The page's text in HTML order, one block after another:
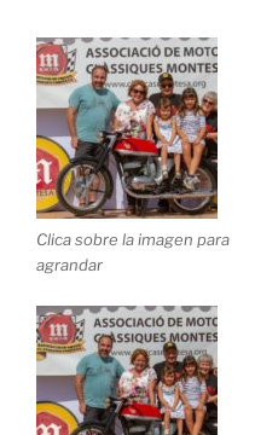
Clica sobre la imagen para
agrandar